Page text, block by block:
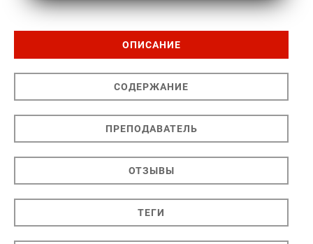
ОПИСАНИЕ
СОДЕРЖАНИЕ
ПРЕПОДАВАТЕЛЬ
ОТЗЫВЫ
ТЕГИ